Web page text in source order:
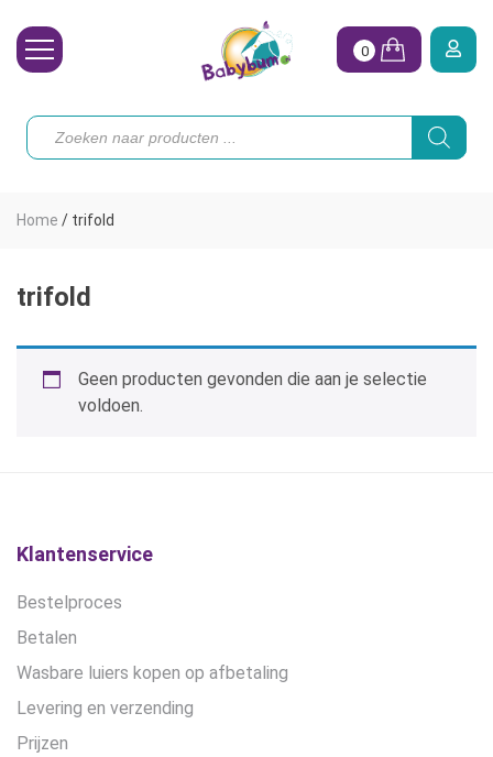
Toebehoren
Koopjes
Hoe begin ik?
0
Producten
zoeken
Home / trifold
trifold
Geen producten gevonden die aan je selectie
voldoen.
Klantenservice
Bestelproces
Betalen
Wasbare luiers kopen op afbetaling
Levering en verzending
Prijzen